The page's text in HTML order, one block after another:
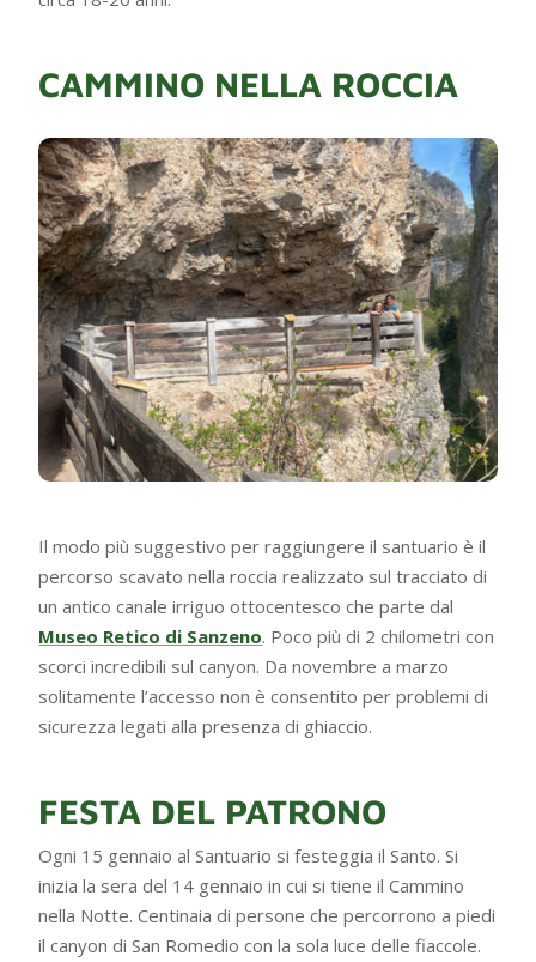
CAMMINO NELLA ROCCIA
Il modo più suggestivo per raggiungere il santuario è il
percorso scavato nella roccia realizzato sul tracciato di
un antico canale irriguo ottocentesco che parte dal
Museo Retico di Sanzeno. Poco più di 2 chilometri con
scorci incredibili sul canyon. Da novembre a marzo
solitamente l’accesso non è consentito per problemi di
sicurezza legati alla presenza di ghiaccio.
FESTA DEL PATRONO
Ogni 15 gennaio al Santuario si festeggia il Santo. Si
inizia la sera del 14 gennaio in cui si tiene il Cammino
nella Notte. Centinaia di persone che percorrono a piedi
il canyon di San Romedio con la sola luce delle fiaccole.